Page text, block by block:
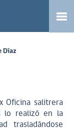
Díaz
Oficina salitrera
lo realizó en la
trasladándose